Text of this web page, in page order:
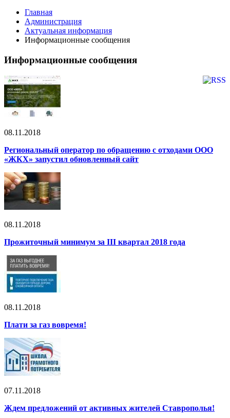
Главная
Администрация
Актуальная информация
Информационные сообщения
Информационные сообщения
08.11.2018
Региональный оператор по обращению с отходами ООО
«ЖКХ» запустил обновленный сайт
08.11.2018
Прожиточный минимум за III квартал 2018 года
08.11.2018
Плати за газ вовремя!
07.11.2018
Ждем предложений от активных жителей Ставрополья!